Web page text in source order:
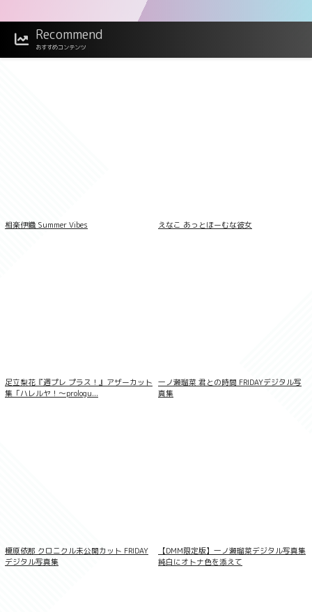
澄田綾乃 今夜、溢れる艶が世界を回す
＜動画特典付き＞澄田綾乃 ゴージャスな
胸もと 100PhotosDX［sabra net e-
Book］
Recommend
おすすめコンテンツ
相楽伊織 Summer Vibes えなこ あっとほーむな彼女
足立梨花『週プレ プラス！』アザーカット
集「ハレルヤ！〜prologu...
一ノ瀬瑠菜 君との時間 FRIDAYデジタル写
真集
榎原依那 クロニクル未公開カット FRIDAY
デジタル写真集
【DMM限定版】一ノ瀬瑠菜デジタル写真集
純白にオトナ色を添えて